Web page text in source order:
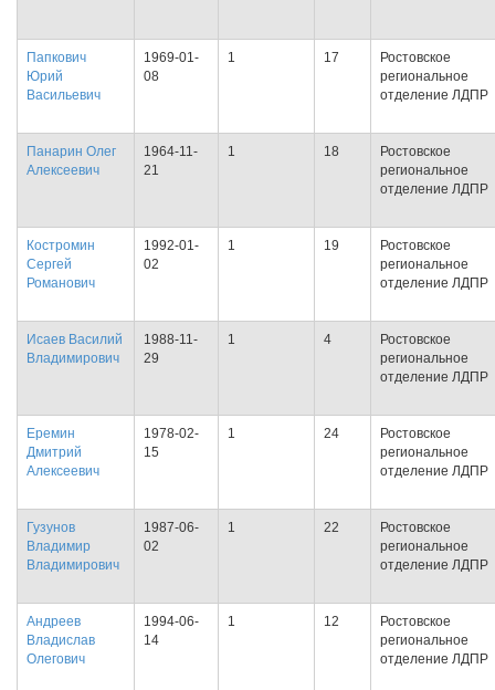
Папкович
Юрий
Васильевич
1969-01-
08
1 17
Ростовское
региональное
отделение ЛДПР
Панарин Олег
Алексеевич
1964-11-
21
1 18
Ростовское
региональное
отделение ЛДПР
Костромин
Сергей
Романович
1992-01-
02
1 19
Ростовское
региональное
отделение ЛДПР
Исаев Василий
Владимирович
1988-11-
29
1 4
Ростовское
региональное
отделение ЛДПР
Еремин
Дмитрий
Алексеевич
1978-02-
15
1 24
Ростовское
региональное
отделение ЛДПР
Гузунов
Владимир
Владимирович
1987-06-
02
1 22
Ростовское
региональное
отделение ЛДПР
Андреев
Владислав
Олегович
1994-06-
14
1 12
Ростовское
региональное
отделение ЛДПР